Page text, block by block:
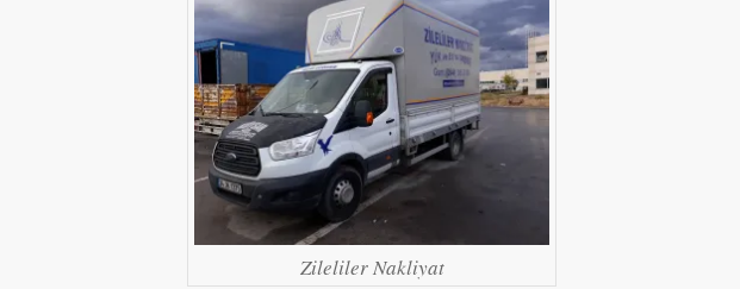
Zileliler Nakliyat